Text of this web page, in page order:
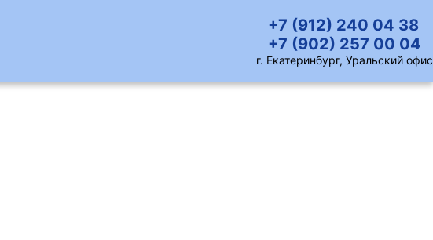
+7 (912) 240 04 38
+7 (902) 257 00 04
г. Екатеринбург, Уральский офис